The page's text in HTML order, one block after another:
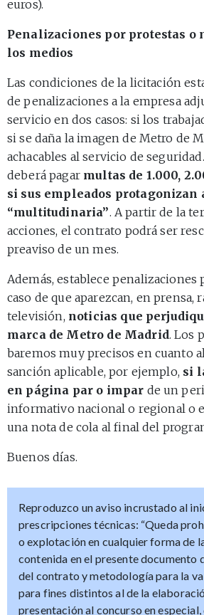
euros).
Penalizaciones por protestas o
los medios
Las condiciones de la licitación
de penalizaciones a la empresa
servicio en dos casos: si los
si se daña la imagen de Metro de
achacables al servicio de
deberá pagar multas de 1.000,
si sus empleados protagonizan
“multitudinaria”. A partir de la
acciones, el contrato podrá ser
preaviso de un mes.
Además, establece penalizaciones
caso de que aparezcan, en prensa,
televisión, noticias que
marca de Metro de Madrid. Los
baremos muy precisos en cuanto
sanción aplicable, por ejemplo, si
en página par o impar de un
informativo nacional o regional o
una nota de cola al final del
Buenos días.
Reproduzco un aviso incrustado al
prescripciones técnicas: “Queda
o explotación en cualquier forma de
contenida en el presente documento
del contrato y metodología para la
para fines distintos al de la
presentación al concurso en